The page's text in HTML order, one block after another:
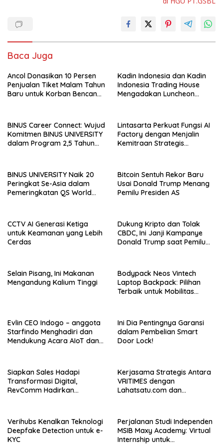
Baca Juga
Ancol Donasikan 10 Persen
Penjualan Tiket Malam Tahun
Baru untuk Korban Bencana
Kadin Indonesia dan Kadin
Indonesia Trading House
Mengadakan Luncheon
Chamber of Commerce and
Industry (SMCCI)
BINUS Career Connect: Wujud
Komitmen BINUS UNIVERSITY
dalam Program 2,5 Tahun
Lintasarta Perkuat Fungsi AI
Factory dengan Menjalin
Kemitraan Strategis
BINUS UNIVERSITY Naik 20
Peringkat Se-Asia dalam
Pemeringkatan QS World
Bitcoin Sentuh Rekor Baru
Usai Donald Trump Menang
Pemilu Presiden AS
CCTV AI Generasi Ketiga
untuk Keamanan yang Lebih
Cerdas
Dukung Kripto dan Tolak
CBDC, Ini Janji Kampanye
Donald Trump saat Pemilu
Selain Pisang, Ini Makanan
Mengandung Kalium Tinggi
Bodypack Neos Vintech
Laptop Backpack: Pilihan
Terbaik untuk Mobilitas
Evlin CEO Indogo – anggota
Starfindo Menghadiri dan
Mendukung Acara AIoT dan
Ini Dia Pentingnya Garansi
dalam Pembelian Smart
Door Lock!
Siapkan Sales Hadapi
Transformasi Digital,
RevComm Hadirkan
Kerjasama Strategis Antara
VRITIMES dengan
Lahatsatu.com dan
Indonesia
Verihubs Kenalkan Teknologi
Deepfake Detection untuk e-
KYC
Perjalanan Studi Independen
MSIB Maxy Academy: Virtual
Internship untuk